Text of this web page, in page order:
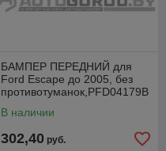
БАМПЕР ПЕРЕДНИЙ для
Ford Escape до 2005, без
противотуманок,PFD04179B
В наличии
302,40 руб.